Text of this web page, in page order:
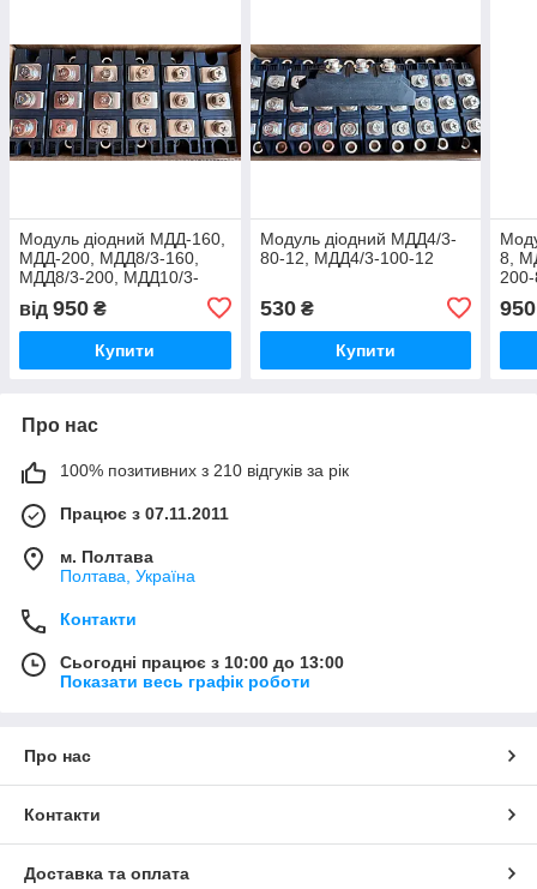
Модуль діодний МДД-160,
МДД-200, МДД8/3-160,
МДД8/3-200, МДД10/3-
від 950 ₴
Купити
Модуль діодний МДД4/3-
80-12, МДД4/3-100-12
530₴
Купити
8,
950
Про нас
100% позитивних з 210 відгуків за рік
Працює з 07.11.2011
м. Полтава
Полтава, Україна
Контакти
Сьогодні працює з 10:00 до 13:00
Показати весь графік роботи
Про нас
Контакти
Доставка та оплата